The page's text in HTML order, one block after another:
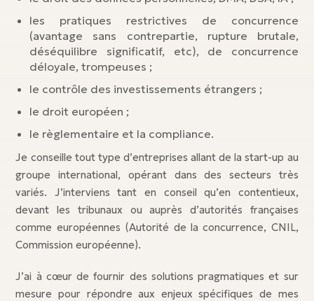
les pratiques restrictives de concurrence
(avantage sans contrepartie, rupture brutale,
déséquilibre significatif, etc), de concurrence
déloyale, trompeuses ;
le contrôle des investissements étrangers ;
le droit européen ;
le règlementaire et la compliance.
Je conseille tout type d’entreprises allant de la start-up au
groupe international, opérant dans des secteurs très
variés. J’interviens tant en conseil qu’en contentieux,
devant les tribunaux ou auprès d’autorités françaises
comme européennes (Autorité de la concurrence, CNIL,
Commission européenne).
J’ai à cœur de fournir des solutions pragmatiques et sur
mesure pour répondre aux enjeux spécifiques de mes